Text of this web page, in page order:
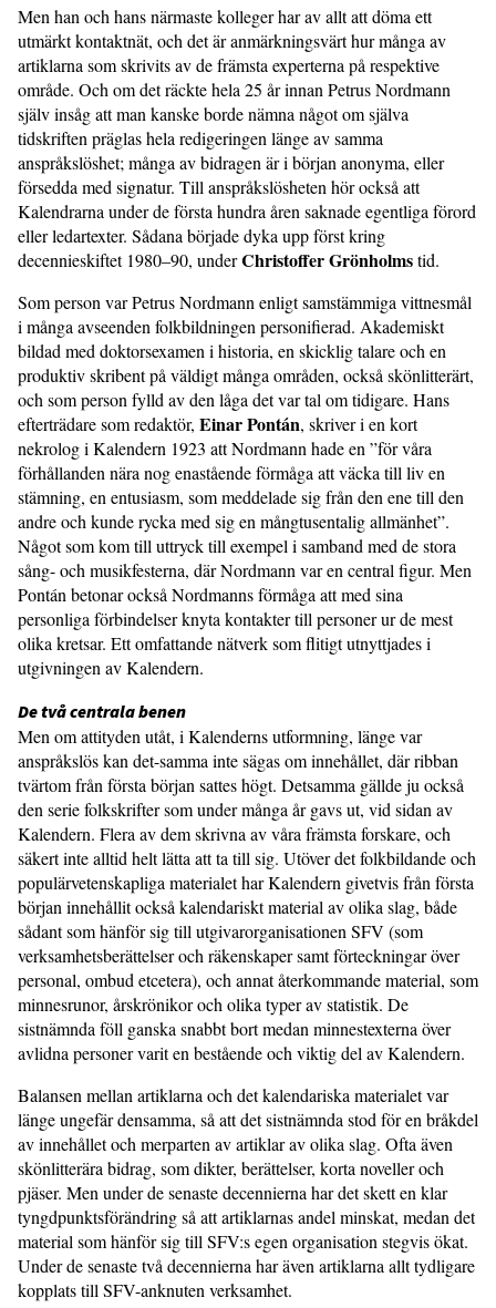
Men han och hans närmaste kolleger har av allt att döma ett
utmärkt kontaktnät, och det är anmärkningsvärt hur många av
artiklarna som skrivits av de främsta experterna på respektive
område. Och om det räckte hela 25 år innan Petrus Nordmann
själv insåg att man kanske borde nämna något om själva
tidskriften präglas hela redigeringen länge av samma
anspråkslöshet; många av bidragen är i början anonyma, eller
försedda med signatur. Till anspråkslösheten hör också att
Kalendrarna under de första hundra åren saknade egentliga förord
eller ledartexter. Sådana började dyka upp först kring
decennieskiftet 1980–90, underChristoffer Grönholmstid.
Som person var Petrus Nordmann enligt samstämmiga vittnesmål
i många avseenden folkbildningen personifierad. Akademiskt
bildad med doktorsexamen i historia, en skicklig talare och en
produktiv skribent på väldigt många områden, också skönlitterärt,
och som person fylld av den låga det var tal om tidigare. Hans
efterträdare som redaktör, Einar Pontán, skriver i en kort
nekrolog i Kalendern 1923 att Nordmann hade en ”för våra
förhållanden nära nog enastående förmåga att väcka till liv en
stämning, en entusiasm, som meddelade sig från den ene till den
andre och kunde rycka med sig en mångtusentalig allmänhet”.
Något som kom till uttryck till exempel i samband med de stora
sång- och musikfesterna, där Nordmann var en central figur. Men
Pontán betonar också Nordmanns förmåga att med sina
personliga förbindelser knyta kontakter till personer ur de mest
olika kretsar. Ett omfattande nätverk som flitigt utnyttjades i
utgivningen av Kalendern.
De två centrala benen
Men om attityden utåt, i Kalenderns utformning, länge var
anspråkslös kan det-samma inte sägas om innehållet, där ribban
tvärtom från första början sattes högt. Detsamma gällde ju också
den serie folkskrifter som under många år gavs ut, vid sidan av
Kalendern. Flera av dem skrivna av våra främsta forskare, och
säkert inte alltid helt lätta att ta till sig. Utöver det folkbildande och
populärvetenskapliga materialet har Kalendern givetvis från första
början innehållit också kalendariskt material av olika slag, både
sådant som hänför sig till utgivarorganisationen SFV (som
verksamhetsberättelser och räkenskaper samt förteckningar över
personal, ombud etcetera), och annat återkommande material, som
minnesrunor, årskrönikor och olika typer av statistik. De
sistnämnda föll ganska snabbt bort medan minnestexterna över
avlidna personer varit en bestående och viktig del av Kalendern.
Balansen mellan artiklarna och det kalendariska materialet var
länge ungefär densamma, så att det sistnämnda stod för en bråkdel
av innehållet och merparten av artiklar av olika slag. Ofta även
skönlitterära bidrag, som dikter, berättelser, korta noveller och
pjäser. Men under de senaste decennierna har det skett en klar
tyngdpunktsförändring så att artiklarnas andel minskat, medan det
material som hänför sig till SFV:s egen organisation stegvis ökat.
Under de senaste två decennierna har även artiklarna allt tydligare
kopplats till SFV-anknuten verksamhet.